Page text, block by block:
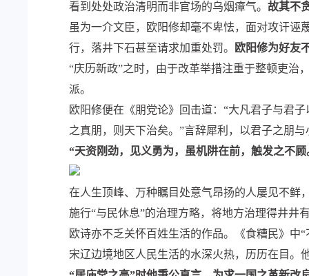
看到处处政治清明而非官场的乌烟瘴气。 故其不
虽为一介文臣，欧阳修却毫不卑怯，面对攻讦
行，落井下石甚至请求加重处罚。
欧阳修为好友
“庆历新政”之时，由于改革举措注重于整顿吏治
派。
欧阳修便在《朋党论》回击道：“大凡君子与君
之真朋，则天下治矣。”言辞犀利，以君子之朋
“天资刚劲，见义勇为，虽机阱在前，触发之不
在人生顶峰、万种瞩目处意气昂扬的人屡见不鲜
施行“与民休息”的治理方略，将地方治理得井井
欧诗亦不乏关怀百姓生活的作品。《食糟民》中
宋辽边境地区人民生活的水深火热，历历在目。